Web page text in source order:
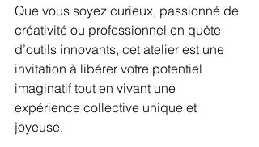
Que vous soyez curieux, passionné de
créativité ou professionnel en quête
d’outils innovants, cet atelier est une
invitation à libérer votre potentiel
imaginatif tout en vivant une
expérience collective unique et
joyeuse.